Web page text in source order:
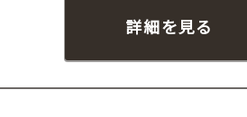
詳細を見る